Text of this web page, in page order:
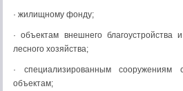
· жилищному фонду;
· объектам внешнего
лесного хозяйства;
· специализированным сооружениям
объектам;